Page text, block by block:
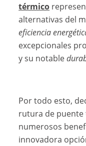
térmico
alternativas del
eficiencia
excepcionales
y su notable
Por todo esto,
rutura de puente
numerosos
innovadora